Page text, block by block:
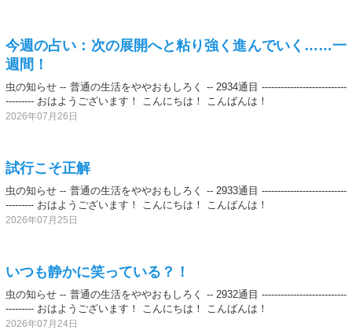
今週の占い：次の展開へと粘り強く進んでいく……一
週間！
虫の知らせ -- 普通の生活をややおもしろく -- 2934通目 ---------------------------
--------- おはようございます！ こんにちは！ こんばんは！
2026年07月26日
試行こそ正解
虫の知らせ -- 普通の生活をややおもしろく -- 2933通目 ---------------------------
--------- おはようございます！ こんにちは！ こんばんは！
2026年07月25日
いつも静かに笑っている？！
虫の知らせ -- 普通の生活をややおもしろく -- 2932通目 ---------------------------
--------- おはようございます！ こんにちは！ こんばんは！
2026年07月24日